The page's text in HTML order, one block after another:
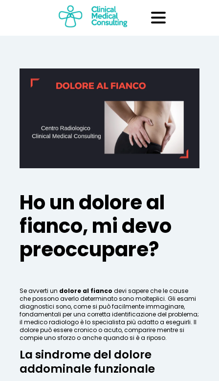
Ho un dolore al
fianco, mi devo
preoccupare?
Se avverti un dolore al fianco devi sapere che le cause
che possono averlo determinato sono molteplici. Gli esami
diagnostici sono, come si può facilmente immaginare,
fondamentali per una corretta identificazione del problema;
il medico radiologo è lo specialista più adatto a eseguirli. Il
dolore può essere cronico o acuto, comparire mentre si
compie uno sforzo o anche quando si è a riposo.
La sindrome del dolore
addominale funzionale